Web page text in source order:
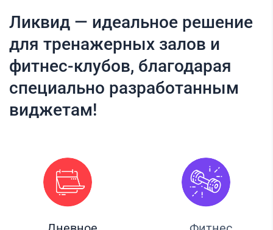
Ликвид — идеальное решение
для тренажерных залов и
фитнес-клубов, благодарая
специально разработанным
виджетам!